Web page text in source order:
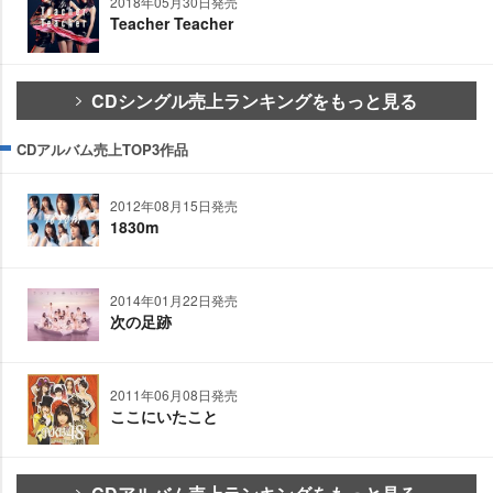
Teacher Teacher
CDシングル売上ランキングをもっと見る
CDアルバム売上TOP3作品
2012年08月15日発売
1830m
2014年01月22日発売
次の足跡
2011年06月08日発売
ここにいたこと